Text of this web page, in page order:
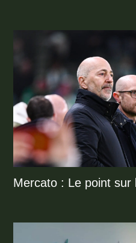
Mercato : Le point sur